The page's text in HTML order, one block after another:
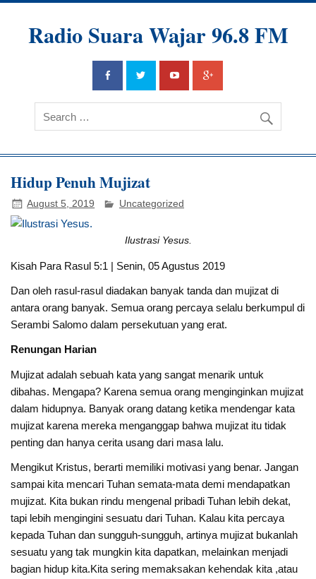
Radio Suara Wajar 96.8 FM
Hidup Penuh Mujizat
August 5, 2019 Uncategorized
Ilustrasi Yesus.
Kisah Para Rasul 5:1 | Senin, 05 Agustus 2019
Dan oleh rasul-rasul diadakan banyak tanda dan mujizat di
antara orang banyak. Semua orang percaya selalu berkumpul di
Serambi Salomo dalam persekutuan yang erat.
Renungan Harian
Mujizat adalah sebuah kata yang sangat menarik untuk
dibahas. Mengapa? Karena semua orang menginginkan mujizat
dalam hidupnya. Banyak orang datang ketika mendengar kata
mujizat karena mereka menganggap bahwa mujizat itu tidak
penting dan hanya cerita usang dari masa lalu.
Mengikut Kristus, berarti memiliki motivasi yang benar. Jangan
sampai kita mencari Tuhan semata-mata demi mendapatkan
mujizat. Kita bukan rindu mengenal pribadi Tuhan lebih dekat,
tapi lebih mengingini sesuatu dari Tuhan. Kalau kita percaya
kepada Tuhan dan sungguh-sungguh, artinya mujizat bukanlah
sesuatu yang tak mungkin kita dapatkan, melainkan menjadi
bagian hidup kita.Kita sering memaksakan kehendak kita ,atau